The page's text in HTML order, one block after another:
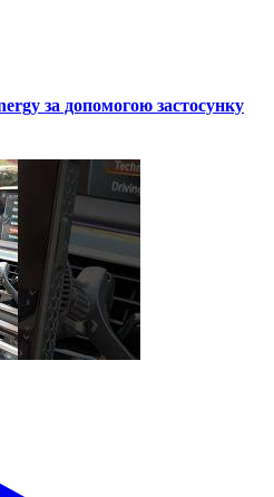
за допомогою застосунку